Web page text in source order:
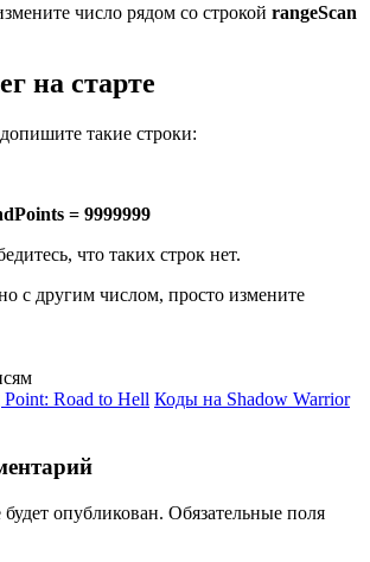
число рядом со строкой rangeScan
на старте
такие строки:
= 9999999
что таких строк нет.
с другим числом, просто измените
Road to Hell Коды на Shadow Warrior
опубликован. Обязательные поля